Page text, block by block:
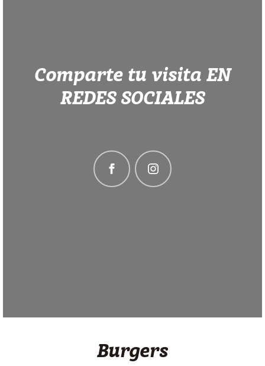
Comparte tu visita EN
REDES SOCIALES
Burgers